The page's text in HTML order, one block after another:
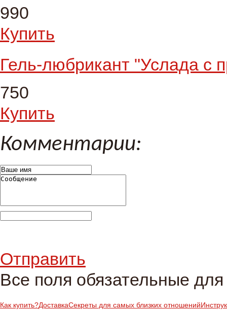
990
Купить
Гель-любрикант "Услада с
750
Купить
Комментарии:
Отправить
Все поля обязательные
Как купить?ДоставкаСекреты для самых близких отношений